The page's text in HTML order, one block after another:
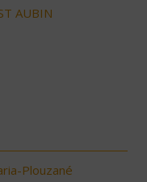
AUBIN
Plouzané